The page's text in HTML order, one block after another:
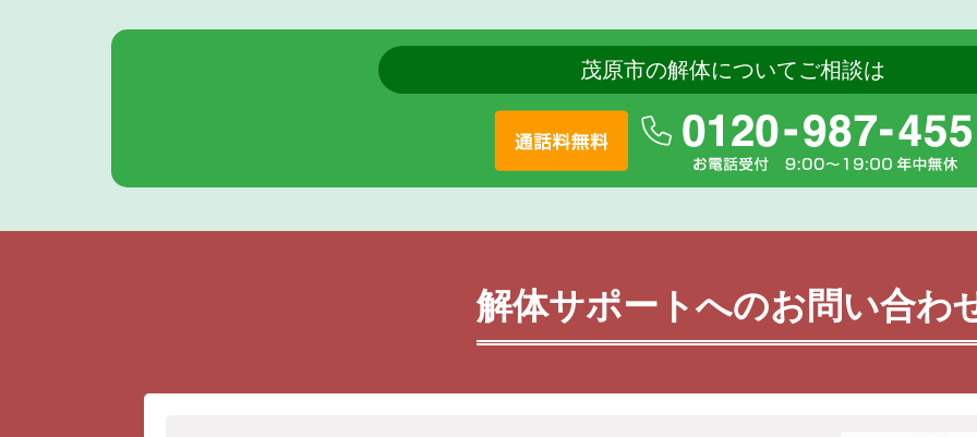
茂原市の解体についてご相談は
解体サポートへのお問い合わ